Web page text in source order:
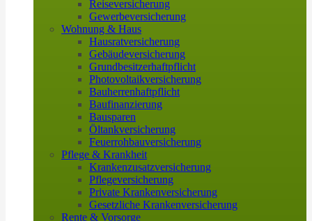
Reiseversicherung
Gewerbeversicherung
Wohnung & Haus
Hausratversicherung
Gebäudeversicherung
Grundbesitzerhaftpflicht
Photovoltaikversicherung
Bauherrenhaftpflicht
Baufinanzierung
Bausparen
Öltankversicherung
Feuerrohbauversicherung
Pflege & Krankheit
Krankenzusatzversicherung
Pflegeversicherung
Private Krankenversicherung
Gesetzliche Krankenversicherung
Rente & Vorsorge